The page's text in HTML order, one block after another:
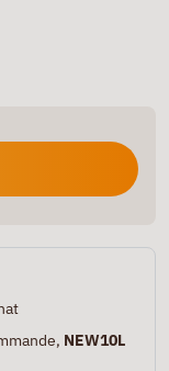
NEW10L